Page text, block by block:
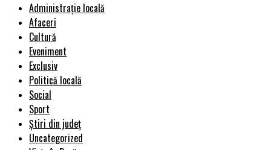
Administrație locală
Afaceri
Cultură
Eveniment
Exclusiv
Politică locală
Social
Sport
Știri din județ
Uncategorized